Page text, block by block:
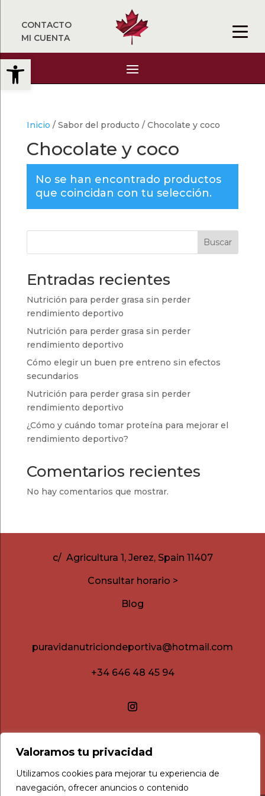
Abrir barra de herramientas
Valoramos tu privacidad
Utilizamos cookies para mejorar tu experiencia de
navegación, ofrecer anuncios o contenido
CONTACTO
MI CUENTA
Inicio / Sabor del producto / Chocolate y coco
Chocolate y coco
No se han encontrado productos
que coincidan con tu selección.
Buscar
Entradas recientes
Nutrición para perder grasa sin perder
rendimiento deportivo
Nutrición para perder grasa sin perder
rendimiento deportivo
Cómo elegir un buen pre entreno sin efectos
secundarios
Nutrición para perder grasa sin perder
rendimiento deportivo
¿Cómo y cuándo tomar proteína para mejorar el
rendimiento deportivo?
Comentarios recientes
No hay comentarios que mostrar.
c/ Agricultura 1, Jerez, Spain 11407
Consultar horario >
Blog
puravidanutriciondeportiva@hotmail.com
+34 646 48 45 94